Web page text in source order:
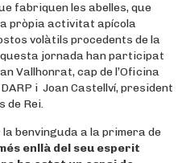
fabriquen les abelles, que
pròpia activitat apícola
volàtils procedents de la
jornada han participat
Vallhonrat, cap de l’Oficina
i Joan Castellví, president
de Rei.
la benvinguda a la primera de
enllà del seu esperit